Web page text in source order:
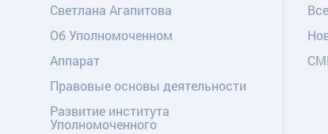
Светлана Агапитова
Об Уполномоченном
Аппарат
Правовые основы деятельности
Развитие института
Уполномоченного